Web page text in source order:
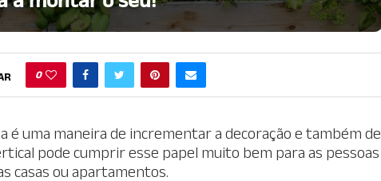
0
é uma maneira de incrementar a decoração e também de
pode cumprir esse papel muito bem para as pessoas
casas ou apartamentos.